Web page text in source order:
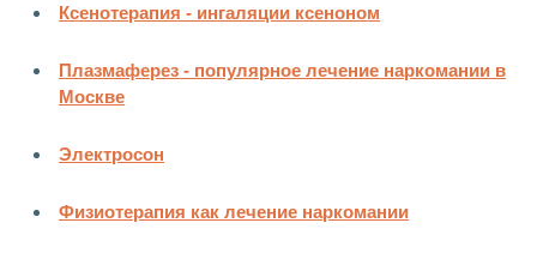
Ксенотерапия - ингаляции ксеноном
Плазмаферез - популярное лечение наркомании в
Москве
Электросон
Физиотерапия как лечение наркомании